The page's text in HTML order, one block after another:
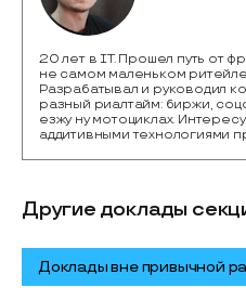
20 лет в IT. Прошел путь от
не самом маленьком
Разрабатывал и руководил
разный риалтайм: биржи,
езжу ну мотоциклах.
аддитивными технологиями
Другие доклады
Доклады вне привычной